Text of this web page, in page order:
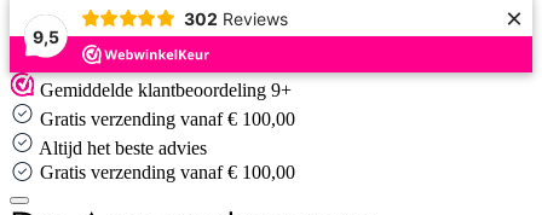
9,5
302 Reviews ×
Skip
to
content
Gemiddelde klantbeoordeling 9+
Gratis verzending vanaf € 100,00
Altijd het beste advies
Gratis verzending vanaf € 100,00